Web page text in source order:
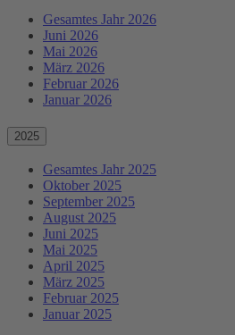
Gesamtes Jahr 2026
Juni 2026
Mai 2026
März 2026
Februar 2026
Januar 2026
2025
Gesamtes Jahr 2025
Oktober 2025
September 2025
August 2025
Juni 2025
Mai 2025
April 2025
März 2025
Februar 2025
Januar 2025